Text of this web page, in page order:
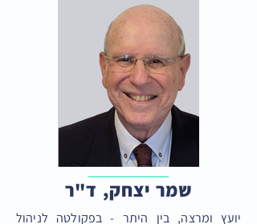
שמר יצחק, ד"ר
יועץ ומרצה, בין היתר - בפקולטה לניהול